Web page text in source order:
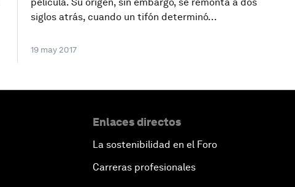
siglos atrás, cuando un tifón determinó...
19 may 2017
Enlaces directos
La sostenibilidad en el Foro
Carreras profesionales